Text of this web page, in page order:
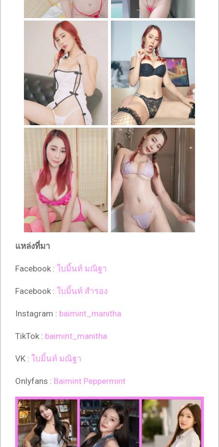
แหล่งที่มา
Facebook : ใบมิ้นท์ มณิฐา
Facebook : ใบมิ้นท์ สำรอง
Instagram : baimint_manitha
TikTok : baimint_manitha
VK : ใบมิ้นท์ มณิฐา
Onlyfans : Baimint Peppermint